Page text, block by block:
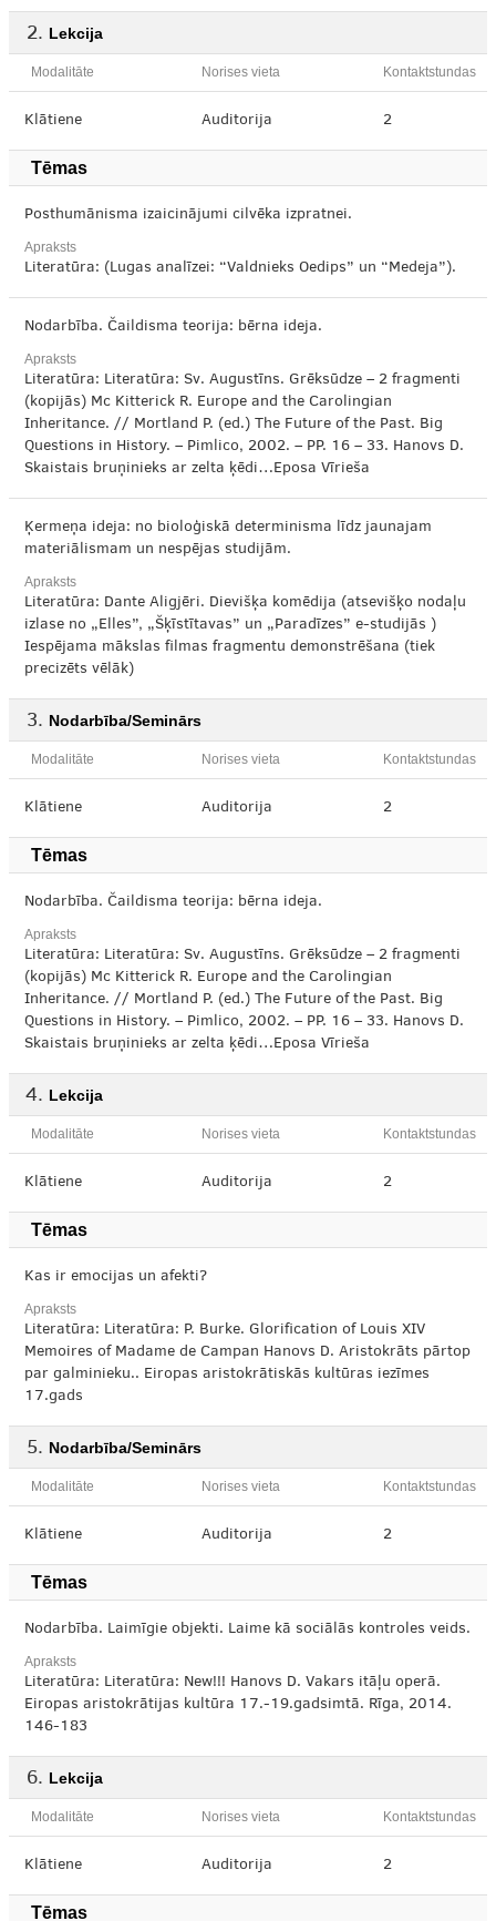
Lekcija
Modalitāte Norises vieta Kontaktstundas
Klātiene Auditorija 2
Tēmas
Posthumānisma izaicinājumi cilvēka izpratnei.
Apraksts
Literatūra: (Lugas analīzei: “Valdnieks Oedips” un “Medeja”).
Nodarbība. Čaildisma teorija: bērna ideja.
Apraksts
Literatūra: Literatūra: Sv. Augustīns. Grēksūdze – 2 fragmenti
(kopijās) Mc Kitterick R. Europe and the Carolingian
Inheritance. // Mortland P. (ed.) The Future of the Past. Big
Questions in History. – Pimlico, 2002. – PP. 16 – 33. Hanovs D.
Skaistais bruņinieks ar zelta ķēdi…Eposa Vīrieša
Ķermeņa ideja: no bioloģiskā determinisma līdz jaunajam
materiālismam un nespējas studijām.
Apraksts
Literatūra: Dante Aligjēri. Dievišķa komēdija (atsevišķo nodaļu
izlase no „Elles”, „Šķīstītavas” un „Paradīzes” e-studijās )
Iespējama mākslas filmas fragmentu demonstrēšana (tiek
precizēts vēlāk)
Nodarbība/Seminārs
Modalitāte Norises vieta Kontaktstundas
Klātiene Auditorija 2
Tēmas
Nodarbība. Čaildisma teorija: bērna ideja.
Apraksts
Literatūra: Literatūra: Sv. Augustīns. Grēksūdze – 2 fragmenti
(kopijās) Mc Kitterick R. Europe and the Carolingian
Inheritance. // Mortland P. (ed.) The Future of the Past. Big
Questions in History. – Pimlico, 2002. – PP. 16 – 33. Hanovs D.
Skaistais bruņinieks ar zelta ķēdi…Eposa Vīrieša
Lekcija
Modalitāte Norises vieta Kontaktstundas
Klātiene Auditorija 2
Tēmas
Kas ir emocijas un afekti?
Apraksts
Literatūra: Literatūra: P. Burke. Glorification of Louis XIV
Memoires of Madame de Campan Hanovs D. Aristokrāts pārtop
par galminieku.. Eiropas aristokrātiskās kultūras iezīmes
17.gads
Nodarbība/Seminārs
Modalitāte Norises vieta Kontaktstundas
Klātiene Auditorija 2
Tēmas
Nodarbība. Laimīgie objekti. Laime kā sociālās kontroles veids.
Apraksts
Literatūra: Literatūra: New!!! Hanovs D. Vakars itāļu operā.
Eiropas aristokrātijas kultūra 17.-19.gadsimtā. Rīga, 2014.
146-183
Lekcija
Modalitāte Norises vieta Kontaktstundas
Klātiene Auditorija 2
Tēmas